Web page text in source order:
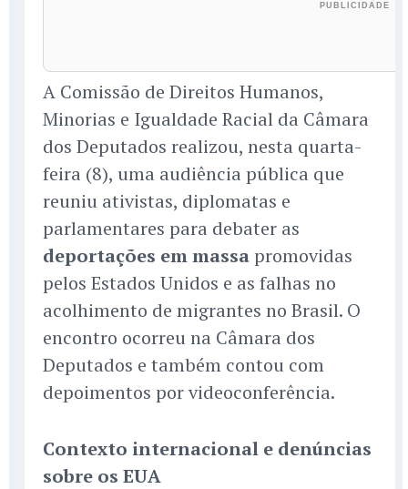
A Comissão de Direitos Humanos,
Minorias e Igualdade Racial da Câmara
dos Deputados realizou, nesta quarta-
feira (8), uma audiência pública que
reuniu ativistas, diplomatas e
parlamentares para debater as
deportações em massa promovidas
pelos Estados Unidos e as falhas no
acolhimento de migrantes no Brasil. O
encontro ocorreu na Câmara dos
Deputados e também contou com
depoimentos por videoconferência.
Contexto internacional e denúncias
sobre os EUA